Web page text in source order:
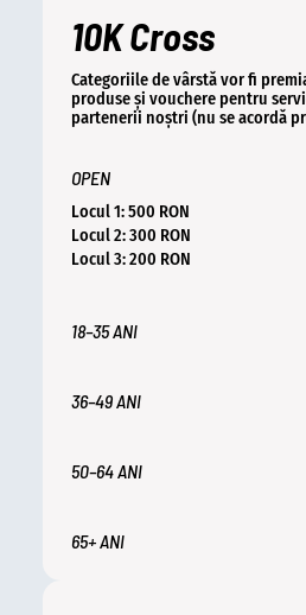
10K Cross
Categoriile de vârstă vor fi
produse și vouchere pentru
partenerii noștri (nu se acordă
OPEN
Locul 1: 500 RON
Locul 2: 300 RON
Locul 3: 200 RON
18–35 ANI
36–49 ANI
50–64 ANI
65+ ANI